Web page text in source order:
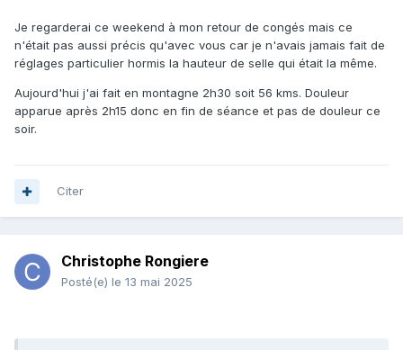
Je regarderai ce weekend à mon retour de congés mais ce
n'était pas aussi précis qu'avec vous car je n'avais jamais fait de
réglages particulier hormis la hauteur de selle qui était la même.
Aujourd'hui j'ai fait en montagne 2h30 soit 56 kms. Douleur
apparue après 2h15 donc en fin de séance et pas de douleur ce
soir.
Citer
Christophe Rongiere
Posté(e) le 13 mai 2025